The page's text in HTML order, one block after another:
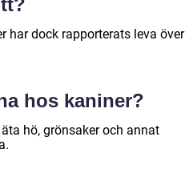
har dock rapporterats leva över
hos kaniner?
hö, grönsaker och annat